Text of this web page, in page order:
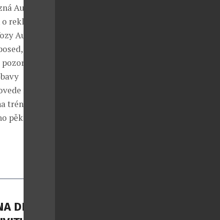
Audi a
reklamy,
Audi mají
mám
ale
na hory:
tréninky a
pěkně
DI